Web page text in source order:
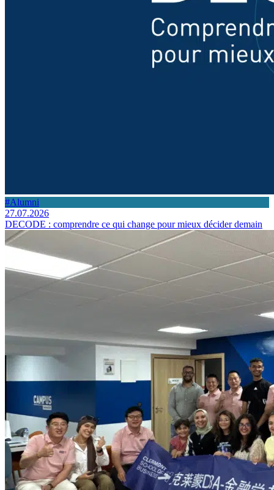
#Alumni
27.07.2026
DECODE : comprendre ce qui change pour mieux décider demain